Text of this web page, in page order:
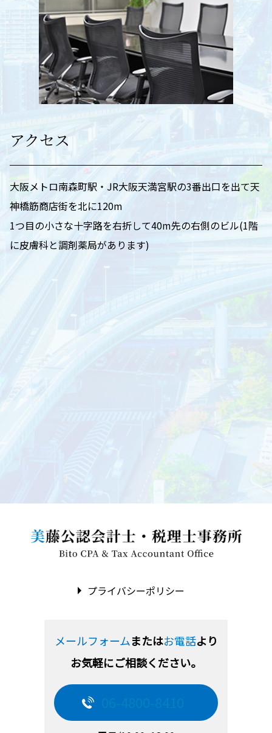
アクセス
大阪メトロ南森町駅・JR大阪天満宮駅の3番出口を出て天
神橋筋商店街を北に120m
1つ目の小さな十字路を右折して40m先の右側のビル(1階
に皮膚科と調剤薬局があります)
プライバシーポリシー
メールフォームまたはお電話より
お気軽にご相談ください。